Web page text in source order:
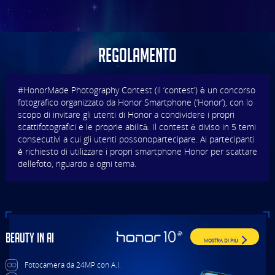
REGOLAMENTO
#HonorMade Photography Contest (il ‘contest’) è un concorso
fotografico organizzato da Honor Smartphone (‘Honor’), con lo
scopo di invitare gli utenti di Honor a condividere i propri
scattifotografici e le proprie abilità. Il contest è diviso in 5 temi
consecutivi a cui gli utenti possonopartecipare. Ai partecipanti
è richiesto di utilizzare i propri smartphone Honor per scattare
dellefoto, riguardo a ogni tema.
Il contest si terrà dal 4 giugno 2018 al 1 settembre 2018
ammessi.
Requisiti del contest
effettuati utilizzando esclusivamentetelefoni Honor. Saranno
BEAUTY IN AI
Fotocamera da 24MP con A.I.
MOSTRA DI PIÙ